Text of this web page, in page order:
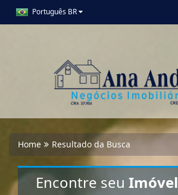
Português BR
Home Resultado da Busca
Encontre seu Imóvel